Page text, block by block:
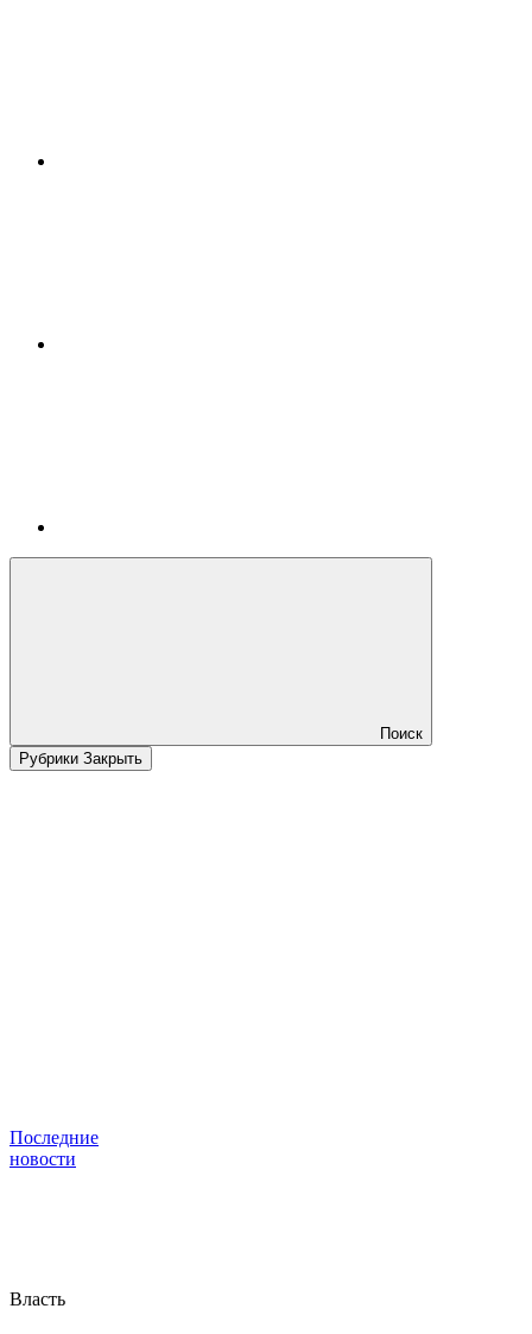
Поиск
Рубрики Закрыть
Последние
новости
Власть